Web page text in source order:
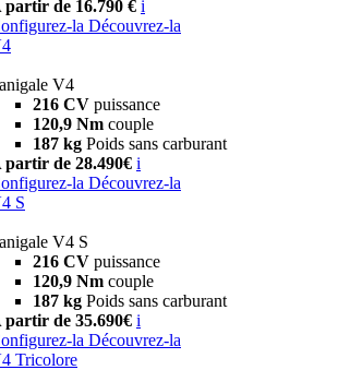
partir de 16.790 € i
la Découvrez-la
V4
216 CV puissance
120,9 Nm couple
187 kg Poids sans carburant
partir de 28.490€ i
la Découvrez-la
S
V4 S
216 CV puissance
120,9 Nm couple
187 kg Poids sans carburant
partir de 35.690€ i
la Découvrez-la
Tricolore